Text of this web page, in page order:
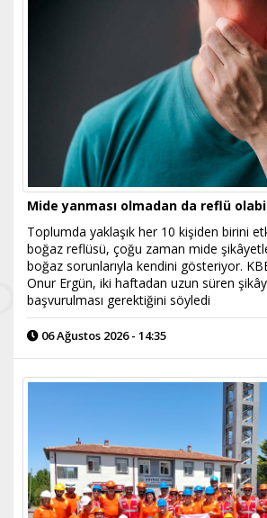
Mide yanması olmadan da reflü
Toplumda yaklaşık her 10 kişiden birini
boğaz reflüsü, çoğu zaman mide
boğaz sorunlarıyla kendini gösteriyor.
Onur Ergün, iki haftadan uzun süren
başvurulması gerektiğini söyledi
06 Ağustos 2026 - 14:35